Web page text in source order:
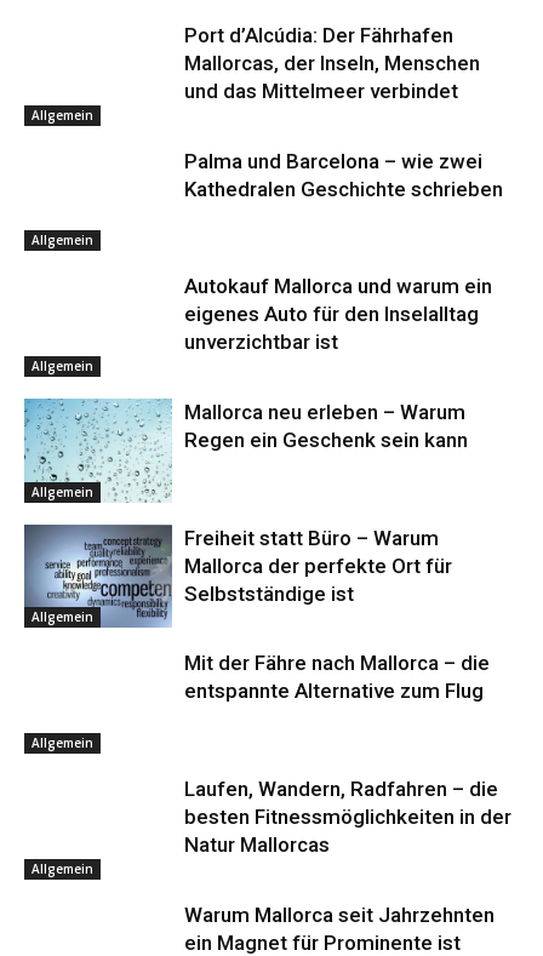
Allgemein
Port d’Alcúdia: Der Fährhafen
Mallorcas, der Inseln, Menschen
und das Mittelmeer verbindet
Allgemein
Palma und Barcelona – wie zwei
Kathedralen Geschichte schrieben
Allgemein
Autokauf Mallorca und warum ein
eigenes Auto für den Inselalltag
unverzichtbar ist
Allgemein
Mallorca neu erleben – Warum
Regen ein Geschenk sein kann
Allgemein
Freiheit statt Büro – Warum
Mallorca der perfekte Ort für
Selbstständige ist
Allgemein
Mit der Fähre nach Mallorca – die
entspannte Alternative zum Flug
Allgemein
Laufen, Wandern, Radfahren – die
besten Fitnessmöglichkeiten in der
Natur Mallorcas
Warum Mallorca seit Jahrzehnten
ein Magnet für Prominente ist